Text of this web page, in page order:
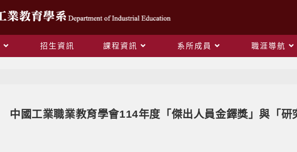
招生資訊 課程資訊 系所成員
職涯導航
中國工業職業教育學會114年度「傑出人員金鐸獎」與「